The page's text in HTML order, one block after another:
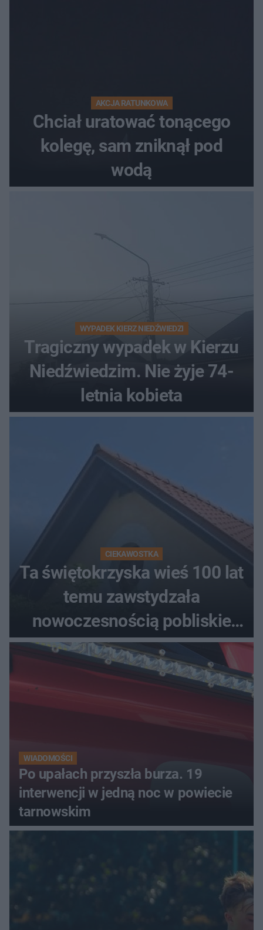
AKCJA RATUNKOWA
Chciał uratować tonącego
kolegę, sam zniknął pod
wodą
WYPADEK KIERZ NIEDŹWIEDZI
Tragiczny wypadek w Kierzu
Niedźwiedzim. Nie żyje 74-
letnia kobieta
CIEKAWOSTKA
Ta świętokrzyska wieś 100 lat
temu zawstydzała
nowoczesnością pobliskie
miasta. Prąd, telefon i
luksusowa auta
WIADOMOŚCI
Po upałach przyszła burza. 19
interwencji w jedną noc w powiecie
tarnowskim